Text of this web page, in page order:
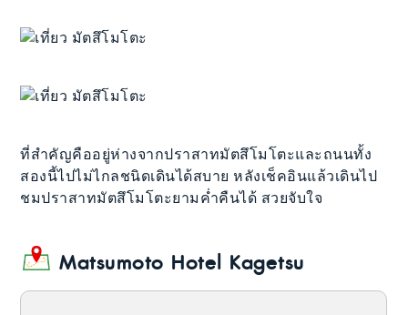
ที่สำคัญคืออยู่ห่างจากปราสาทมัตสึโมโตะและถนนทั้ง
สองนี้ไปไม่ไกลชนิดเดินได้สบาย หลังเช็คอินแล้วเดินไป
ชมปราสาทมัตสึโมโตะยามค่ำคืนได้ สวยจับใจ
Matsumoto Hotel Kagetsu